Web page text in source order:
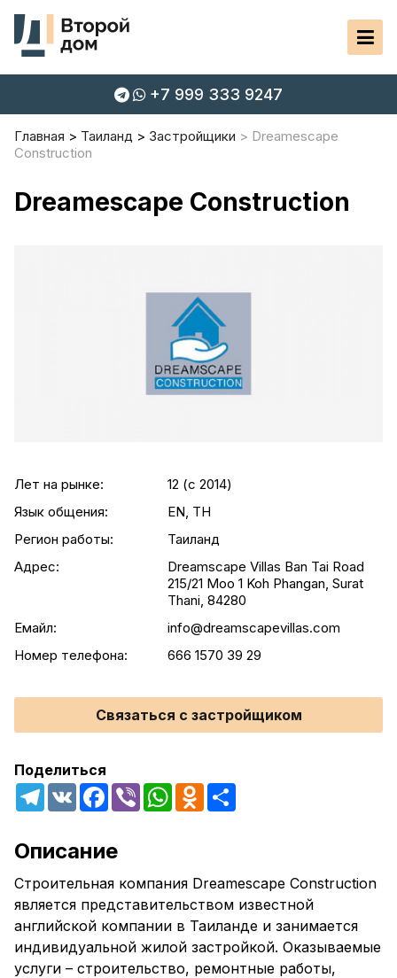
+7 999 333 9247
Главная Таиланд Застройщики
Dreamescape
Construction
Dreamescape Construction
Лет на рынке:
12 (c 2014)
Язык общения:
EN, TH
Регион работы:
Таиланд
Адрес:
Dreamscape Villas Ban Tai Road
215/21 Moo 1 Koh Phangan, Surat
Thani, 84280
Емайл:
info@dreamscapevillas.com
Номер телефона:
666 1570 39 29
Связаться с застройщиком
Поделиться
Telegram
VK Facebook
Viber WhatsAppOdnoklassniki
Описание
Строительная компания Dreamescape Construction
является представительством известной
английской компании в Таиланде и занимается
индивидуальной жилой застройкой. Оказываемые
услуги – строительство, ремонтные работы,